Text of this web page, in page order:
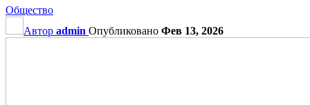
Общество
Автор admin Опубликовано Фев 13, 2026